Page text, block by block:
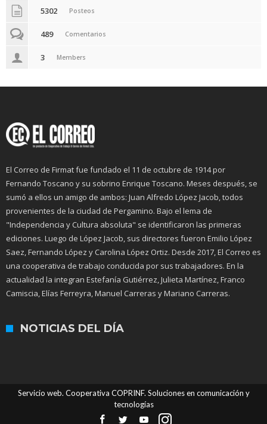
5302 Posteos
489 Comentarios
3 Members
El Correo de Firmat fue fundado el 11 de octubre de 1914 por
Fernando Toscano y su sobrino Enrique Toscano. Meses después, se
sumó a ellos un amigo de ambos: Juan Alfredo López Jacob, todos
provenientes de la ciudad de Pergamino. Bajo el lema de
"Independencia y Cultura absoluta" se identificaron las primeras
ediciones. Luego de López Jacob, sus directores fueron Emilio López
Saez, Fernando López y Carolina López Ortiz. Desde 2017, El Correo es
una cooperativa de trabajo conducida por sus trabajadores. En la
actualidad la integran Estefanía Gutiérrez, Julieta Martínez, Franco
Camiscia, Elías Ferreyra, Manuel Carreras y Mariano Carreras.
NOTICIAS DEL DÍA
Servicio web. Cooperativa COPRINF. Soluciones en comunicación y
tecnologías